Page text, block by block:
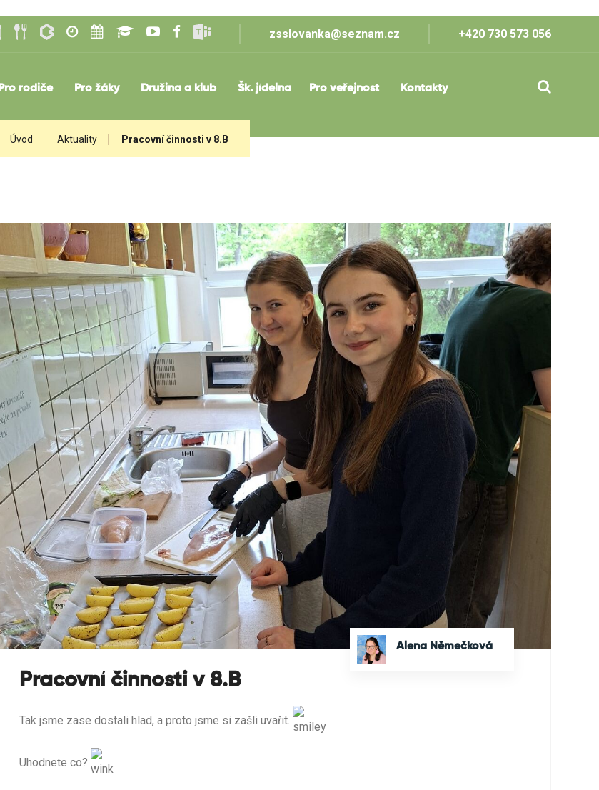
zsslovanka@seznam.cz +420 730 573 056
Pro rodiče Pro žáky Družina a klub Šk. jídelna Pro veřejnost Kontakty
Úvod Aktuality Pracovní činnosti v 8.B
Alena Němečková
Pracovní činnosti v 8.B
Tak jsme zase dostali hlad, a proto jsme si zašli uvařit.
Uhodnete co?